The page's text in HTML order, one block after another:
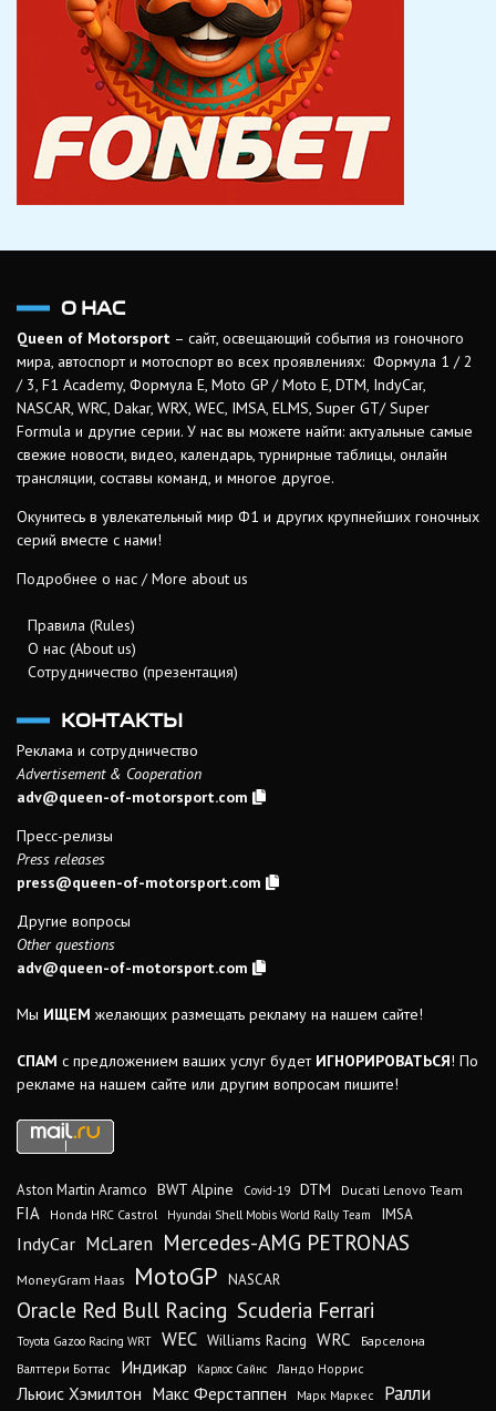
О НАС
Queen of Motorsport – сайт, освещающий события из гоночного
мира, автоспорт и мотоспорт во всех проявлениях: Формула 1 / 2
/ 3, F1 Academy, Формула Е, Moto GP / Moto E, DTM, IndyCar,
NASCAR, WRC, Dakar, WRX, WEC, IMSA, ELMS, Super GT/ Super
Formula и другие серии. У нас вы можете найти: актуальные самые
свежие новости, видео, календарь, турнирные таблицы, онлайн
трансляции, составы команд, и многое другое.
Окунитесь в увлекательный мир Ф1 и других крупнейших гоночных
серий вместе с нами!
Подробнее о нас / More about us
Правила (Rules)
О нас (About us)
Сотрудничество (презентация)
КОНТАКТЫ
Реклама и сотрудничество
Advertisement & Cooperation
adv@queen-of-motorsport.com
Пресс-релизы
Press releases
press@queen-of-motorsport.com
Другие вопросы
Other questions
adv@queen-of-motorsport.com
Мы ИЩЕМ желающих размещать рекламу на нашем сайте!
СПАМ с предложением ваших услуг будет ИГНОРИРОВАТЬСЯ! По
рекламе на нашем сайте или другим вопросам пишите!
Aston Martin Aramco BWT Alpine Covid-19 DTM Ducati Lenovo Team
FIA Honda HRC Castrol Hyundai Shell Mobis World Rally Team IMSA
IndyCar McLaren Mercedes-AMG PETRONAS
MoneyGram Haas MotoGP NASCAR
Oracle Red Bull Racing Scuderia Ferrari
Toyota Gazoo Racing WRT WEC Williams Racing WRC
Барселона
Валттери Боттас
Индикар Карлос Сайнс Ландо Норрис
Льюис Хэмилтон Макс Ферстаппен Марк Маркес Ралли